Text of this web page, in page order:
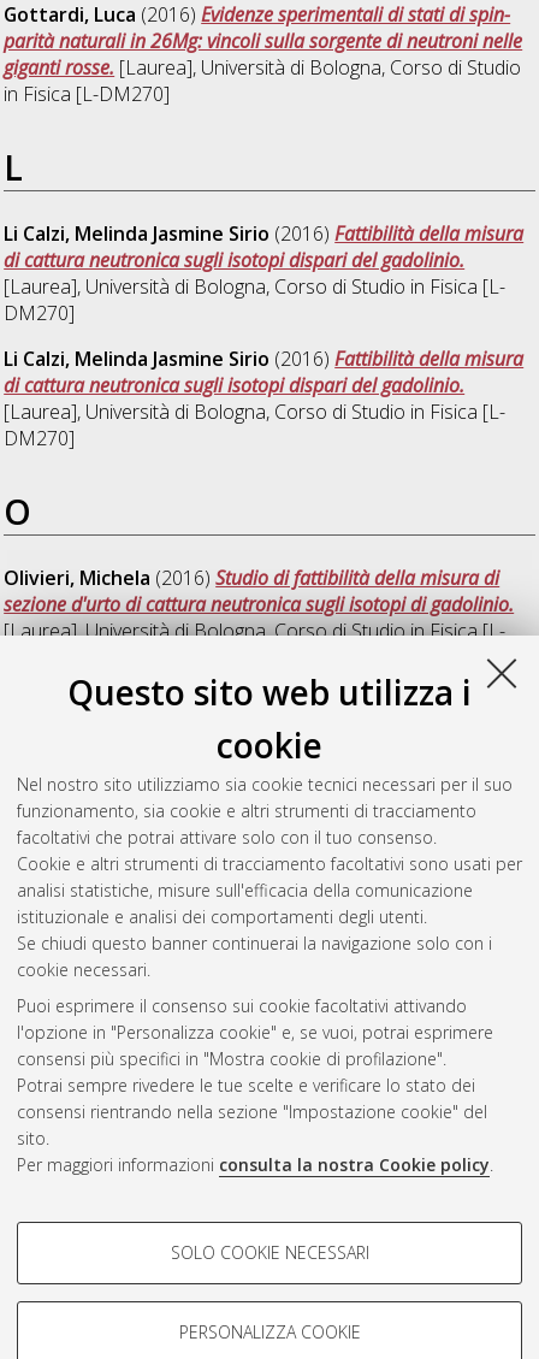
Questo sito web utilizza i
cookie
Nel nostro sito utilizziamo sia cookie tecnici necessari per il suo
funzionamento, sia cookie e altri strumenti di tracciamento
facoltativi che potrai attivare solo con il tuo consenso.
Cookie e altri strumenti di tracciamento facoltativi sono usati per
analisi statistiche, misure sull'efficacia della comunicazione
istituzionale e analisi dei comportamenti degli utenti.
Se chiudi questo banner continuerai la navigazione solo con i
cookie necessari.
Puoi esprimere il consenso sui cookie facoltativi attivando
l'opzione in "Personalizza cookie" e, se vuoi, potrai esprimere
consensi più specifici in "Mostra cookie di profilazione".
Potrai sempre rivedere le tue scelte e verificare lo stato dei
consensi rientrando nella sezione "Impostazione cookie" del
sito.
Per maggiori informazioni consulta la nostra Cookie policy.
COOKIE DI PROFILAZIONE -
Si tratta di cookie utilizzati per analizzare le caratteristiche della
navigazione degli utenti, creare profili in base al loro comportamento
SOLO COOKIE NECESSARI
PERSONALIZZA COOKIE
Gottardi, Luca (2016)Evidenze sperimentali di stati di spin-
parità naturali in 26Mg: vincoli sulla sorgente di neutroni nelle
giganti rosse. [Laurea], Università di Bologna, Corso di Studio
in Fisica [L-DM270]
L
Li Calzi, Melinda Jasmine Sirio (2016)Fattibilità della misura
di cattura neutronica sugli isotopi dispari del gadolinio.
[Laurea], Università di Bologna, Corso di Studio in Fisica [L-
DM270]
Li Calzi, Melinda Jasmine Sirio (2016)Fattibilità della misura
di cattura neutronica sugli isotopi dispari del gadolinio.
[Laurea], Università di Bologna, Corso di Studio in Fisica [L-
DM270]
O
Olivieri, Michela (2016)Studio di fattibilità della misura di
sezione d'urto di cattura neutronica sugli isotopi di gadolinio.
[Laurea], Università di Bologna, Corso di Studio inFisica [L-
Ubezio, Andrea(2016)Il problema cosmologico del 7Li -
considerazioni nucleari ed esperimento n_TOF.[Laurea],
Università di Bologna, Corso di Studio inFisica [L-DM270]
Questa lista e' stata generata ilSat Aug 8 06:36:39 2026
CEST
Atom
Rss 1.0
Rss 2.0
AMS Laurea
Impostazioni Cookie
Informativa sulla privacy
Condizioni d’uso del sito